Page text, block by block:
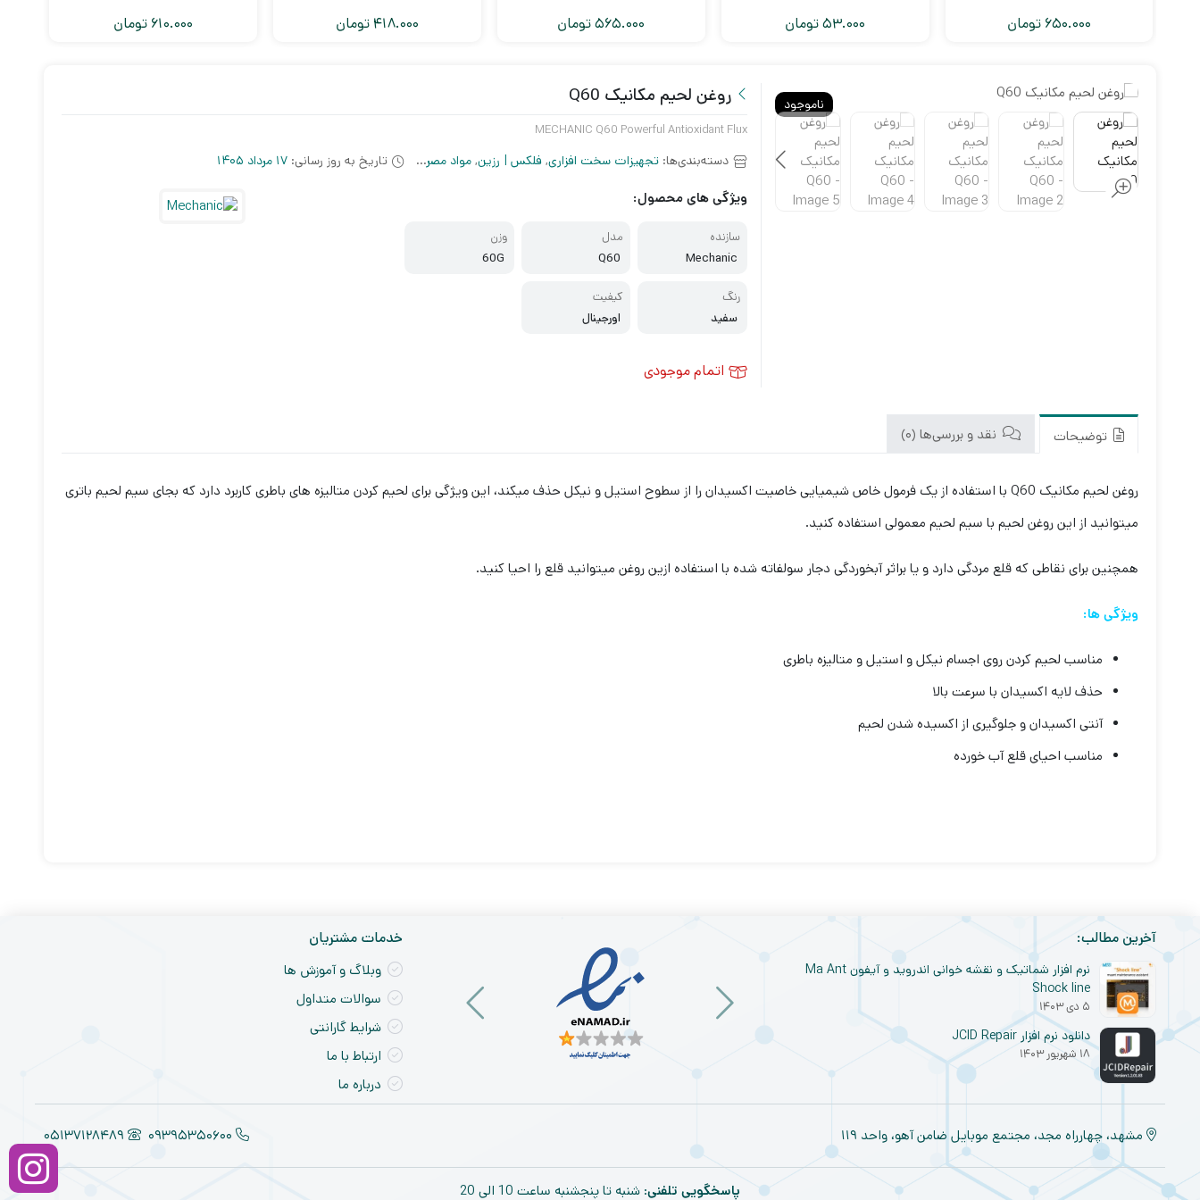
650.000 تومان 53.000تومان 565.000تومان 418.000 تومان 610.000 تومان
ناموجود روغن لحیم مکانیک Q60
MECHANIC Q60 Powerful Antioxidant Flux
دسته‌بندی‌ها: تجهیزات سخت افزاری, فلکس | رزین, مواد مصرفی تاریخ به روز رسانی:17 مرداد 1405
ویژگی های محصول:
سازنده
Mechanic
مدل
Q60
وزن
60G
رنگ
سفید
کیفیت
اورجینال
اتمام موجودی
توضیحات نقد و بررسی‌ها (0)
روغن لحیم مکانیک Q60 با استفاده از یک فرمول خاص شیمیایی خاصیت اکسیدان را از سطوح استیل و نیکل حذف میکند، این ویژگی برای لحیم کردن متالیزه های باطری کاربرد دارد که بجای سیم لحیم باتری
میتوانید از این روغن لحیم با سیم لحیم معمولی استفاده کنید.
همچنین برای نقاطی که قلع مردگی دارد و یا براثر آبخوردگی دجار سولفاته شده با استفاده ازین روغن میتوانید قلع را احیا کنید.
ویژگی ها:
مناسب لحیم کردن روی اجسام نیکل و استیل و متالیزه باطری
حذف لایه اکسیدان با سرعت بالا
آنتی اکسیدان و جلوگیری از اکسیده شدن لحیم
مناسب احیای قلع آب خورده
آخرین مطالب:
نرم افزار شماتیک و نقشه خوانی اندروید و آیفون Ma Ant
Shock line
۵ دی ۱۴۰۳
دانلود نرم افزار JCID Repair
۱۸ شهریور ۱۴۰۳
خدمات مشتریان
وبلاگ و آموزش ها
سوالات متداول
شرایط گارانتی
ارتباط با ما
درباره ما
مشهد، چهارراه مجد، مجتمع موبایل ضامن آهو، واحد ۱۱۹ 09395350600
05137128489
پاسخگویی تلفنی: شنبه تا پنجشنبه ساعت 10 الی 20